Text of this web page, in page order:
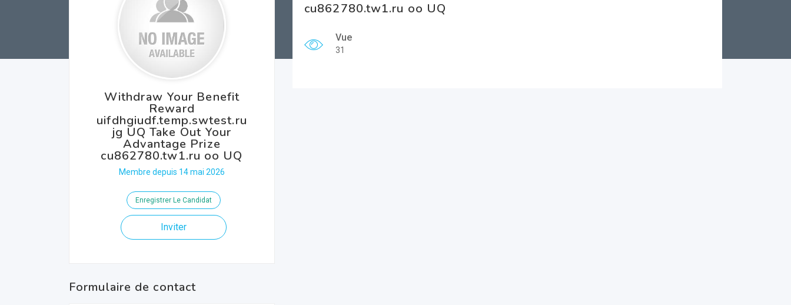
Withdraw Your Benefit
Reward
uifdhgiudf.temp.swtest.ru
jg UQ Take Out Your
Advantage Prize
cu862780.tw1.ru oo UQ
Membre depuis 14 mai 2026
Enregistrer Le Candidat
Inviter
Formulaire de contact
cu862780.tw1.ru oo UQ
Vue
31